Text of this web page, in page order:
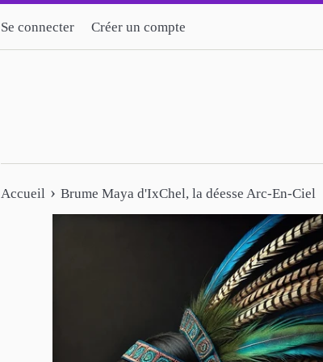
Se connecter Créer un compte
Accueil › Brume Maya d'IxChel, la déesse Arc-En-Ciel